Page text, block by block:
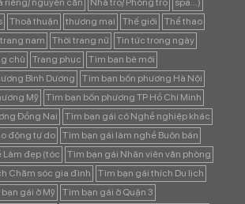
Thoả thuận thương mại Thế giới
Thể thao
nam Thời trang nữ
Tin tức trong ngày
chủ
Trang phục
Tìm bạn bè mới
Bình Dương
Tìm bạn bốn phương Hà Nội
Mỹ
Tìm bạn bốn phương TP Hồ Chí Minh
Đồng Nai
Tìm bạn gái có Nghề nghiệp khác
động tự do
Tìm bạn gái làm nghề Buôn bán
Làm đẹp (tóc
Tìm bạn gái Nhân viên văn phòng
Chăm sóc gia đình
Tìm bạn gái thích Du lịch
gái ở Mỹ
Tìm bạn gái ở Quận 3